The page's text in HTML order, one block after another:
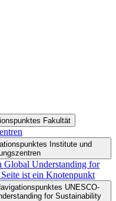
Fakultät
Institute und
Understanding for
ist ein Knotenpunkt
UNESCO-
for Sustainability